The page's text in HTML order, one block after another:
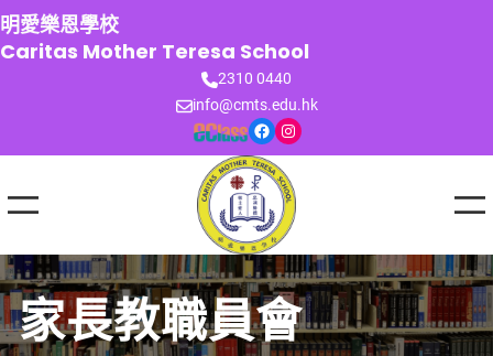
跳
至
主
明愛樂恩學校
Caritas Mother Teresa School
2310 0440
info@cmts.edu.hk
Facebook Instagram
家長教職員會